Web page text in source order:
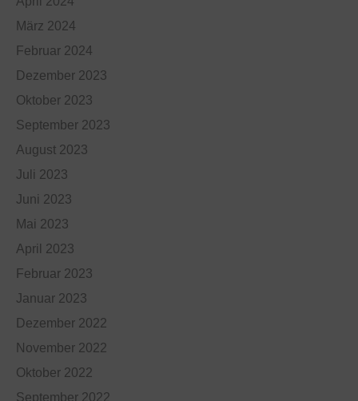
März 2024
Februar 2024
Dezember 2023
Oktober 2023
September 2023
August 2023
Juli 2023
Juni 2023
Mai 2023
April 2023
Februar 2023
Januar 2023
Dezember 2022
November 2022
Oktober 2022
September 2022